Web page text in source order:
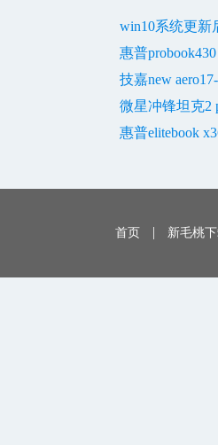
win10系统更新
惠普
技嘉new
微星冲锋坦克2
惠普elitebook
首页 | 新毛桃